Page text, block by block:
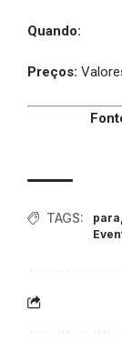
Quando:
Preços:
TAGS: para,